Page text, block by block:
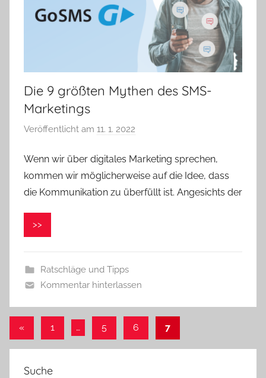
Die 9 größten Mythen des SMS-
Marketings
Veröffentlicht am 11. 1. 2022
n
V
e
a
Wenn wir über digitales Marketing sprechen,
kommen wir möglicherweise auf die Idee, dass
die Kommunikation zu überfüllt ist. Angesichts der
>>
Ratschläge und Tipps
Kommentar hinterlassen
Beitragsnavigation
« Vorherige
1 … 5 6 7
Suche